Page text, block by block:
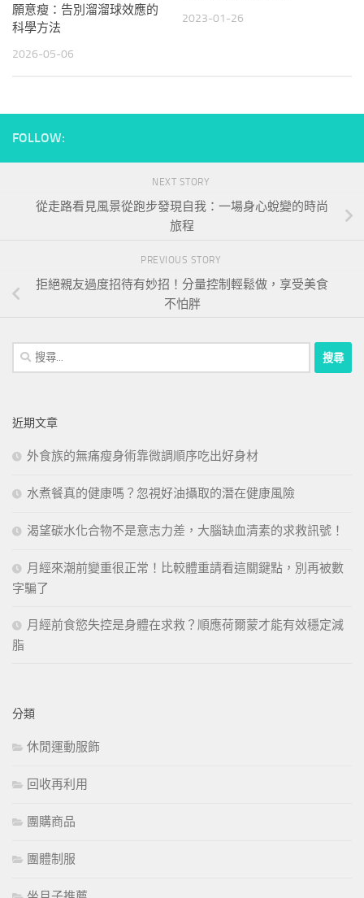
願意瘦：告別溜溜球效應的
科學方法
2026-05-06
2023-01-26
FOLLOW:
NEXT STORY
從走路看見風景從跑步發現自我：一場身心蛻變的時尚
旅程
PREVIOUS STORY
拒絕親友過度招待有妙招！分量控制輕鬆做，享受美食
不怕胖
搜
尋
字:
近期文章
外食族的無痛瘦身術靠微調順序吃出好身材
水煮餐真的健康嗎？忽視好油攝取的潛在健康風險
渴望碳水化合物不是意志力差，大腦缺血清素的求救訊號！
月經來潮前變重很正常！比較體重請看這關鍵點，別再被數
字騙了
月經前食慾失控是身體在求救？順應荷爾蒙才能有效穩定減
脂
分類
休閒運動服飾
回收再利用
團購商品
團體制服